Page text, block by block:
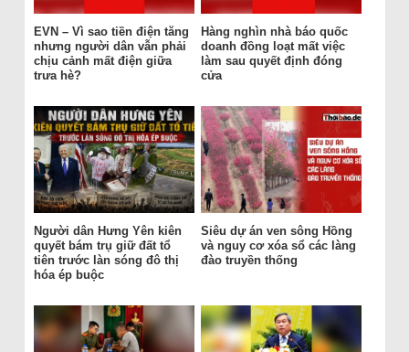
EVN – Vì sao tiền điện tăng
nhưng người dân vẫn phải
chịu cảnh mất điện giữa
trưa hè?
Hàng nghìn nhà báo quốc
doanh đồng loạt mất việc
làm sau quyết định đóng
cửa
Người dân Hưng Yên kiên
quyết bám trụ giữ đất tổ
tiên trước làn sóng đô thị
hóa ép buộc
Siêu dự án ven sông Hồng
và nguy cơ xóa sổ các làng
đào truyền thống